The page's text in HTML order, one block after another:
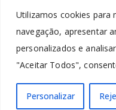
Utilizamos cookies para
navegação, apresentar
personalizados e
"Aceitar Todos",
Personalizar